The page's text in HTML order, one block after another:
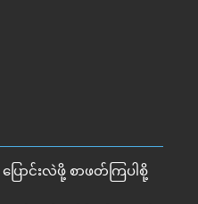
ာင်းလဲဖို့ စာဖတ်ကြပါစို့